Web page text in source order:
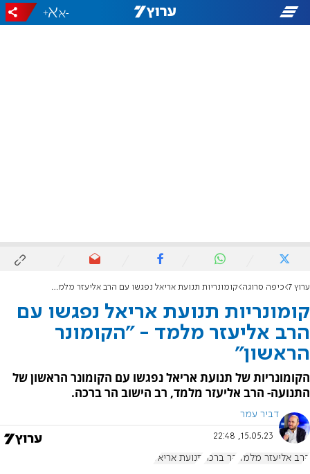
-
+
ערוץ 7 כיפה סרוגה קומונריות תנועת אריאל נפגשו עם הרב אליעזר מלמד - "הקומונר הראשון"
קומונריות תנועת אריאל נפגשו עם
הרב אליעזר מלמד - "הקומונר
הראשון"
הקומונריות של תנועת אריאל נפגשו עם הקומונר הראשון של
התנועה- הרב אליעזר מלמד, רב הישוב הר ברכה.
דביר עמר
15.05.23, 22:48
הרב אליעזר מלמד הר ברכה תנועת אריאל